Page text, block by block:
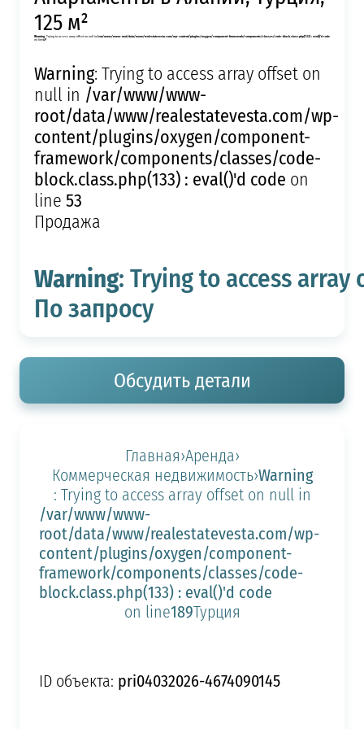
125 м²
Warning: Trying to access array offset on null in/var/www/www-root/data/www/realestatevesta.com/wp-content/plugins/oxygen/component-framework/components/classes/code-block.class.php(133) : eval()'d code
on line49
Warning: Trying to access array offset on
null in /var/www/www-
root/data/www/realestatevesta.com/wp-
content/plugins/oxygen/component-
framework/components/classes/code-
block.class.php(133) : eval()'d code on
line53
Продажа
Warning: Trying to access
По запросу
Обсудить детали
Главная›Аренда›
Коммерческая недвижимость›Warning
: Trying to access array offset on null in
/var/www/www-
root/data/www/realestatevesta.com/wp-
content/plugins/oxygen/component-
framework/components/classes/code-
block.class.php(133) : eval()'d code
on line189Турция
ID объекта: pri04032026-4674090145